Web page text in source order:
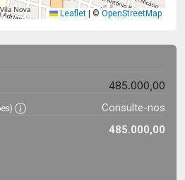
Leaflet ©OpenStreetMap
485.000,00
Consulte-nos
485.000,00